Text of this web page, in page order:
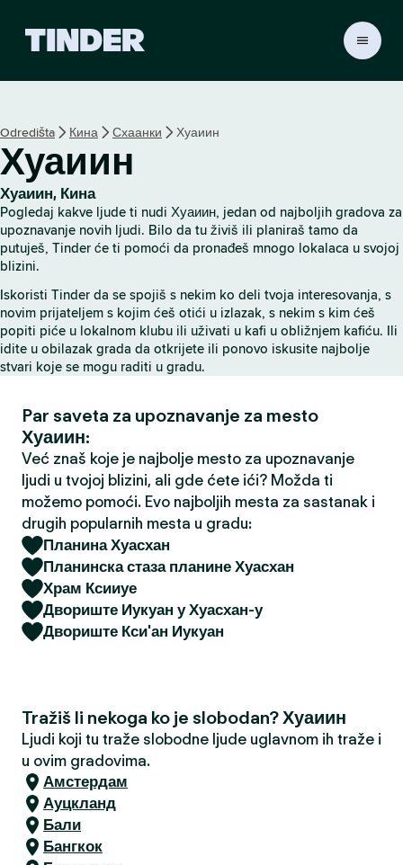
r
e
t
n
t
r
a
n
a
Odredišta Кина Схаанки Хуаиин
Хуаиин
Хуаиин, Кина
Pogledaj kakve ljude ti nudi Хуаиин, jedan od najboljih gradova za
upoznavanje novih ljudi. Bilo da tu živiš ili planiraš tamo da
putuješ, Tinder će ti pomoći da pronađeš mnogo lokalaca u svojoj
blizini.
Iskoristi Tinder da se spojiš s nekim ko deli tvoja interesovanja, s
novim prijateljem s kojim ćeš otići u izlazak, s nekim s kim ćeš
popiti piće u lokalnom klubu ili uživati u kafi u obližnjem kafiću. Ili
idite u obilazak grada da otkrijete ili ponovo iskusite najbolje
stvari koje se mogu raditi u gradu.
Par saveta za upoznavanje za mesto
Хуаиин:
Već znaš koje je najbolje mesto za upoznavanje
ljudi u tvojoj blizini, ali gde ćete ići? Možda ti
možemo pomoći. Evo najboljih mesta za sastanak i
drugih popularnih mesta u gradu:
Планина Хуасхан
Планинска стаза планине Хуасхан
Храм Ксииуе
Двориште Иукуан у Хуасхан-у
Двориште Кси'ан Иукуан
Tražiš li nekoga ko je slobodan? Хуаиин
Ljudi koji tu traže slobodne ljude uglavnom ih traže i
u ovim gradovima.
Амстердам
Ауцкланд
Бали
Бангкок